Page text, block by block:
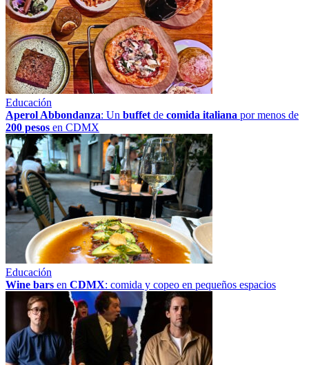
Educación
Aperol Abbondanza: Un buffet de comida italiana por menos de
200 pesos en CDMX
Educación
Wine bars en CDMX: comida y copeo en pequeños espacios